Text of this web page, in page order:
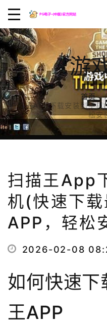
游
首页
扫描王APP下载安装到手
松安
扫描王app
机(快速下
APP，轻松
2026-02-08
如何快速下
王APP